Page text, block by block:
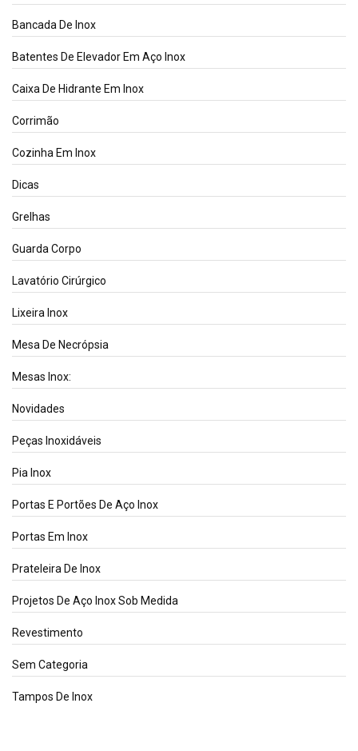
Bancada De Inox
Batentes De Elevador Em Aço Inox
Caixa De Hidrante Em Inox
Corrimão
Cozinha Em Inox
Dicas
Grelhas
Guarda Corpo
Lavatório Cirúrgico
Lixeira Inox
Mesa De Necrópsia
Mesas Inox:
Novidades
Peças Inoxidáveis
Pia Inox
Portas E Portões De Aço Inox
Portas Em Inox
Prateleira De Inox
Projetos De Aço Inox Sob Medida
Revestimento
Sem Categoria
Tampos De Inox